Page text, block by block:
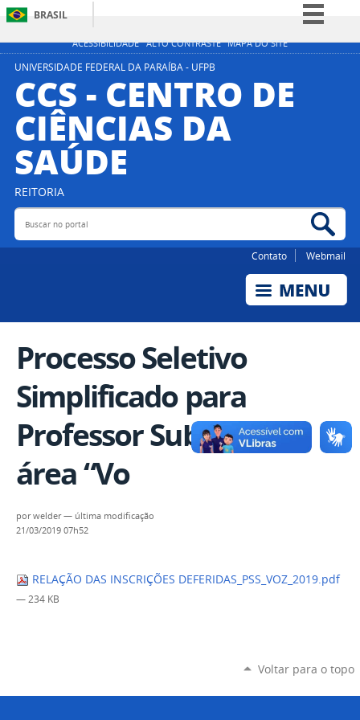
ACESSIBILIDADE ALTO CONTRASTE MAPA DO SITE
BRASIL
Simplifique!
Participe
Acesso à informação
Legislação
UNIVERSIDADE FEDERAL DA PARAÍBA - UFPB
CCS - CENTRO DE
CIÊNCIAS DA
SAÚDE
REITORIA
Buscar no portal
Contato Webmail
Processo Seletivo
Simplificado para
Professor Substituto,
área “Vo
porwelder— última modificação
21/03/2019 07h52
RELAÇÃO DAS INSCRIÇÕES DEFERIDAS_PSS_VOZ_2019.pdf
— 234 KB
Voltar para o topo